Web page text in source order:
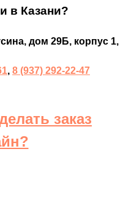
в Казани?
дом 29Б, корпус 1,
, 8 (937) 292-22-47
заказ